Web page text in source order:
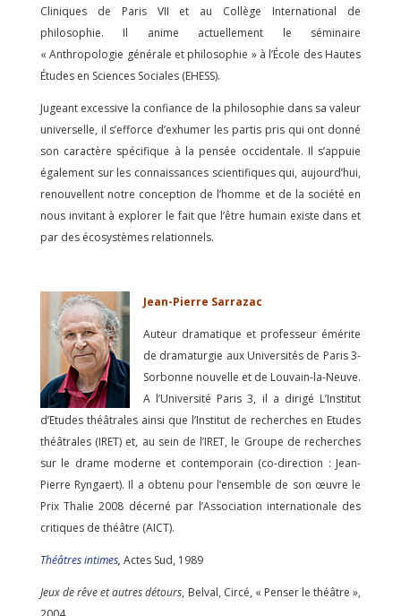
Cliniques de Paris VII et au Collège International de
philosophie. Il anime actuellement le séminaire
« Anthropologie générale et philosophie » à l’École des Hautes
Études en Sciences Sociales (EHESS).
Jugeant excessive la confiance de la philosophie dans sa valeur
universelle, il s’efforce d’exhumer les partis pris qui ont donné
son caractère spécifique à la pensée occidentale. Il s’appuie
également sur les connaissances scientifiques qui, aujourd’hui,
renouvellent notre conception de l’homme et de la société en
nous invitant à explorer le fait que l’être humain existe dans et
par des écosystèmes relationnels.
Jean-Pierre Sarrazac
Auteur dramatique et professeur émérite
de dramaturgie aux Universités de Paris 3-
Sorbonne nouvelle et de Louvain-la-Neuve.
A l’Université Paris 3, il a dirigé L’Institut
d’Etudes théâtrales ainsi que l’Institut de recherches en Etudes
théâtrales (IRET) et, au sein de l’IRET, le Groupe de recherches
sur le drame moderne et contemporain (co-direction : Jean-
Pierre Ryngaert). Il a obtenu pour l’ensemble de son œuvre le
Prix Thalie 2008 décerné par l’Association internationale des
critiques de théâtre (AICT).
Théâtres intimes, Actes Sud, 1989
Jeux de rêve et autres détours, Belval, Circé, « Penser le théâtre »,